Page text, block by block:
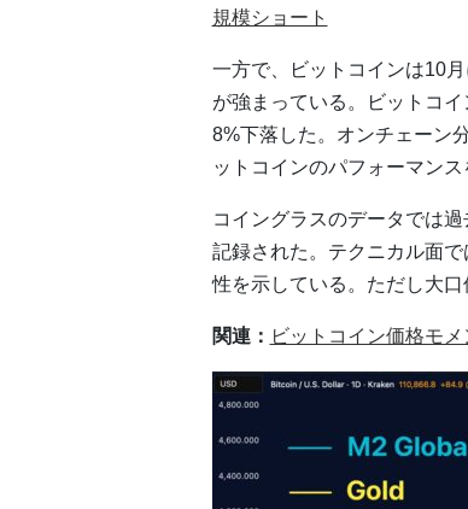
規模ショート
一方で、ビットコインは10
が強まっている。ビットコ
8%下落した。オンチェーン
ットコインのパフォーマンス
コイングラスのデータでは
記録された。テクニカル面
性を示している。ただし大
関連： ビットコイン価格モ